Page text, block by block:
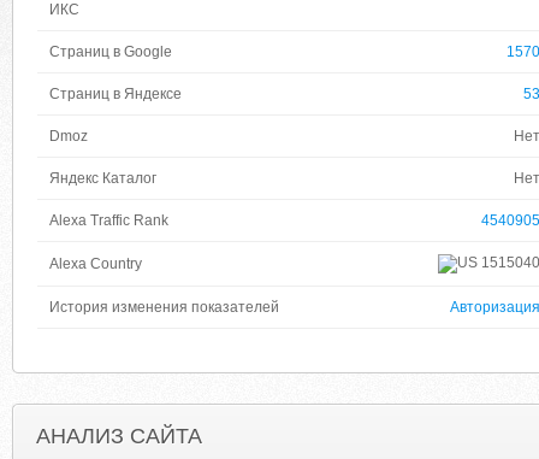
ИКС
Страниц в Google 1570
Страниц в Яндексе 53
Dmoz Нет
Яндекс Каталог Нет
Alexa Traffic Rank 4540905
Alexa Country 1515040
История изменения показателей Авторизация
АНАЛИЗ САЙТА